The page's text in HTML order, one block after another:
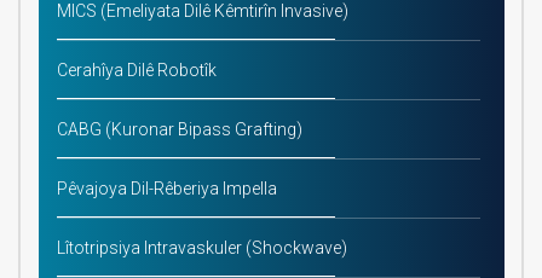
MICS (Emeliyata Dilê Kêmtirîn Invasive)
Cerahîya Dilê Robotîk
CABG (Kuronar Bipass Grafting)
Pêvajoya Dil-Rêberiya Impella
Lîtotripsiya Intravaskuler (Shockwave)